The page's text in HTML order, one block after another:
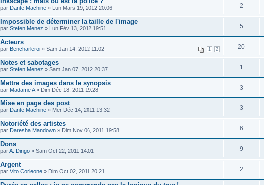
par Dante Machine » Lun Mars 19, 2012 20:06 2
Impossible de déterminer la taille de l'image
par Stefen Menez » Lun Fév 13, 2012 19:51 5
Acteurs
1 2
par Bencharleroi » Sam Jan 14, 2012 11:02 20
Notes et sabotages
par Stefen Menez » Sam Jan 07, 2012 20:37 1
Mettre des images dans le synopsis
par Madame A» Dim Déc 18, 2011 19:28 3
Mise en page des post
par Dante Machine » Mer Déc 14, 2011 13:32 3
Notoriété des artistes
par Daresha Mandown » Dim Nov 06, 2011 19:58 6
Dons
parA. Dingo » Sam Oct 22, 2011 14:01 9
Argent
par Vito Corleone » Dim Oct 02, 2011 20:21 2